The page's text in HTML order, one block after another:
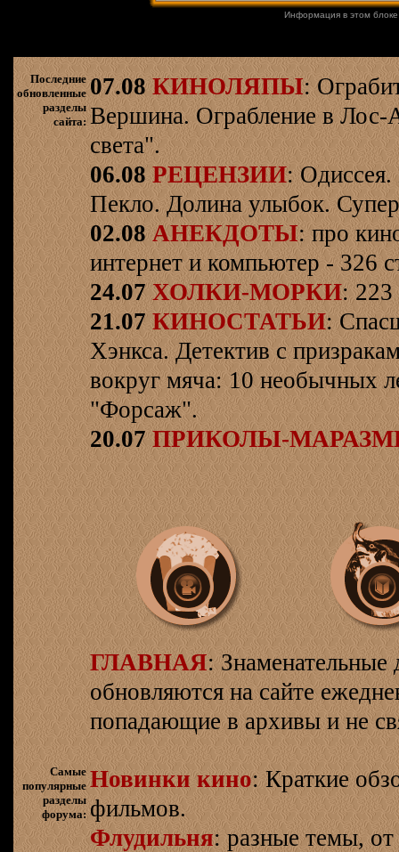
Информация в этом
Последние
обновленные
разделы
сайта:
07.08 КИНОЛЯПЫ:
Вершина. Ограбление в Лос-
света".
06.08 РЕЦЕНЗИИ:
Пекло. Долина улыбок.
02.08 АНЕКДОТЫ: про
интернет и компьютер - 326
24.07 ХОЛКИ-МОРКИ: 223
21.07 КИНОСТАТЬИ:
Хэнкса. Детектив с
вокруг мяча: 10 необычных
"Форсаж".
20.07 ПРИКОЛЫ-
ГЛАВНАЯ: Знаменательные
обновляются на сайте
попадающие в архивы и не
Самые
популярные
разделы
форума:
Новинки кино: Краткие
фильмов.
Флудильня: разные темы,